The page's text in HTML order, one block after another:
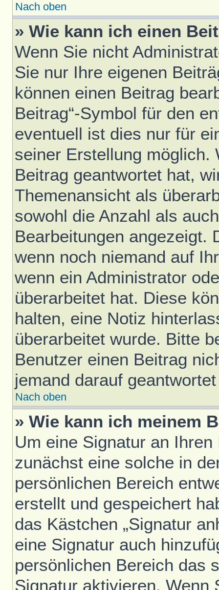
Nach oben
» Wie kann ich einen
Wenn Sie nicht
Sie nur Ihre eigenen
können einen Beitrag
Beitrag“-Symbol für den
eventuell ist dies nur für
seiner Erstellung möglich.
Beitrag geantwortet hat,
Themenansicht als
sowohl die Anzahl als
Bearbeitungen angezeigt.
wenn noch niemand auf
wenn ein Administrator
überarbeitet hat. Diese
halten, eine Notiz
überarbeitet wurde. Bitte
Benutzer einen Beitrag
jemand darauf
Nach oben
» Wie kann ich meinem
Um eine Signatur an
zunächst eine solche in
persönlichen Bereich
erstellt und gespeichert
das Kästchen „Signatur
eine Signatur auch
persönlichen Bereich das
Signatur aktivieren. Wenn